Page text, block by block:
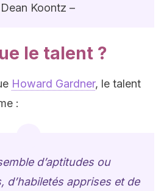
Koontz –
le talent ?
Howard Gardner, le talent
:
d’aptitudes ou
d’habiletés apprises et de